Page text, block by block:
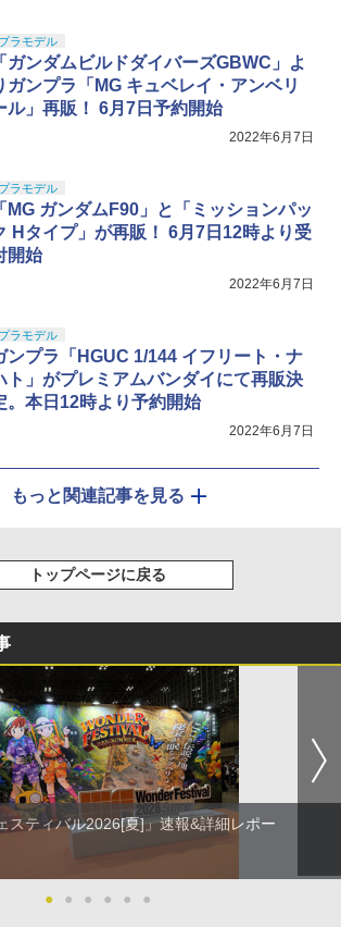
ト ブラインドボックス フィギュア おも
ちゃ ガチャガチャ プラモデル ギフト 推
し活 ポプマ 正規品
￥2,750
プラモデル
「ガンダムビルドダイバーズGBWC」よ
ガンプラ「MG キュベレイ・アンベリ
ル」再販！ 6月7日予約開始
2022年6月7日
プラモデル
「MG ガンダムF90」と「ミッションパッ
Hタイプ」が再販！ 6月7日12時より受
開始
2022年6月7日
プラモデル
ンプラ「HGUC 1/144 イフリート・ナ
ト」がプレミアムバンダイにて再販決
。本日12時より予約開始
2022年6月7日
もっと関連記事を見る
トップページに戻る
スティバル2026[夏]」速報&詳細レポー
● ● ● ● ● ●